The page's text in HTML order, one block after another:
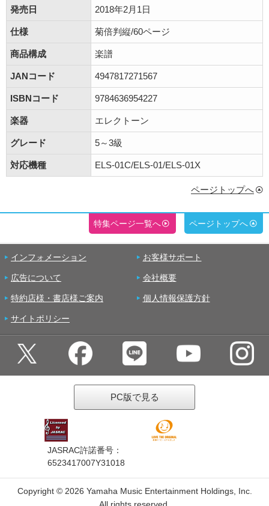
発売日 2018年2月1日
仕様 菊倍判縦/60ページ
商品構成 楽譜
JANコード 4947817271567
ISBNコード 9784636954227
楽器 エレクトーン
グレード 5～3級
対応機種 ELS-01C/ELS-01/ELS-01X
ページトップへ
特集ページ一覧へ ページトップへ
インフォメーション お客様サポート
広告について 会社概要
特約店様・書店様ご案内 個人情報保護方針
サイトポリシー
PC版で見る
JASRAC許諾番号：
6523417007Y31018
Copyright © 2026 Yamaha Music Entertainment Holdings, Inc.